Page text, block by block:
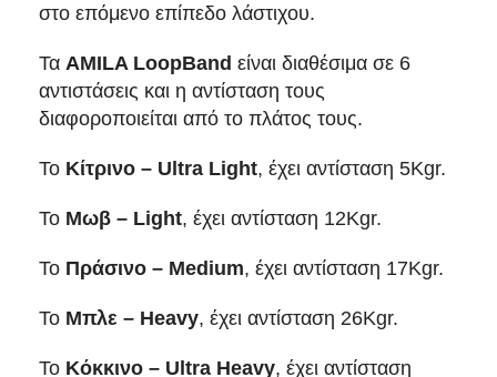
στο επόμενο επίπεδο λάστιχου.
Τα AMILA LoopBand είναι διαθέσιμα σε 6
αντιστάσεις και η αντίσταση τους
διαφοροποιείται από το πλάτος τους.
Το Κίτρινο – Ultra Light, έχει αντίσταση 5Kgr.
Το Μωβ – Light, έχει αντίσταση 12Kgr.
Το Πράσινο – Medium, έχει αντίσταση 17Kgr.
Το Μπλε – Heavy, έχει αντίσταση 26Kgr.
Το Κόκκινο – Ultra Heavy, έχει αντίσταση